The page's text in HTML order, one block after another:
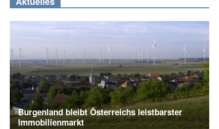
Burgenland bleibt Österreichs leistbarster
Immobilienmarkt